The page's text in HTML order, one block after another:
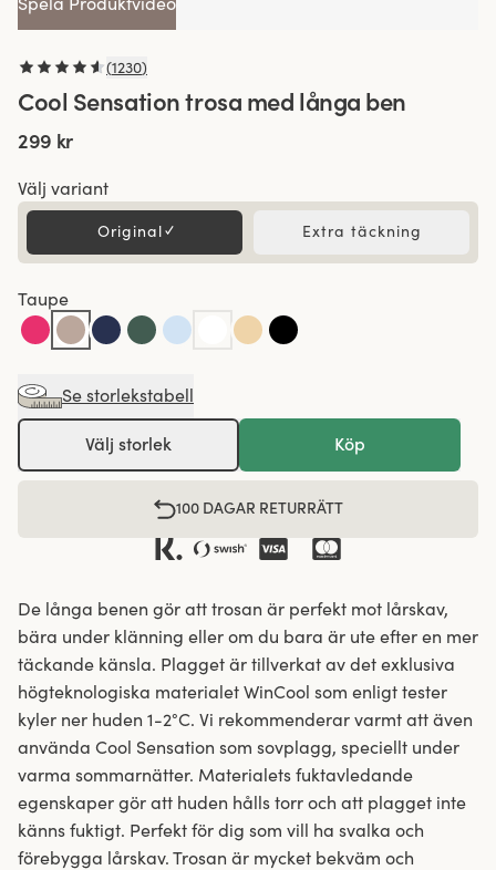
(1230)
Cool Sensation trosa med långa ben
299 kr
Välj variant
Original✓ Extra täckning
Taupe
Se storlekstabell
Välj storlek Köp
100 DAGAR RETURRÄTT
De långa benen gör att trosan är perfekt mot lårskav,
bära under klänning eller om du bara är ute efter en mer
täckande känsla. Plagget är tillverkat av det exklusiva
högteknologiska materialet WinCool som enligt tester
kyler ner huden 1-2°C. Vi rekommenderar varmt att även
använda Cool Sensation som sovplagg, speciellt under
varma sommarnätter. Materialets fuktavledande
egenskaper gör att huden hålls torr och att plagget inte
känns fuktigt. Perfekt för dig som vill ha svalka och
förebygga lårskav. Trosan är mycket bekväm och